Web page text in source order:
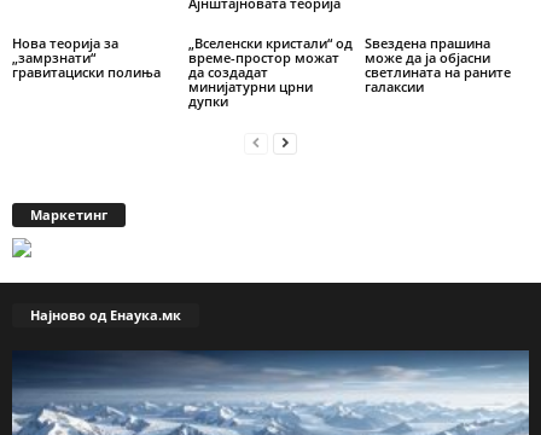
Нова теорија за
„замрзнати“
гравитациски полиња
„Вселенски кристали“ од
време-простор можат
да создадат
минијатурни црни
дупки
Ѕвездена прашина
можe да ја објасни
светлината на раните
галаксии
Маркетинг
Најново од Енаука.мк